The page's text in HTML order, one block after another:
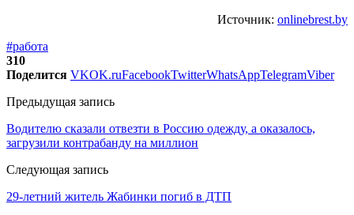
Источник: onlinebrest.by
#работа
310
Поделится VKOK.ruFacebookTwitterWhatsAppTelegramViber
Предыдущая запись
Водителю сказали отвезти в Россию одежду, а оказалось,
загрузили контрабанду на миллион
Следующая запись
29-летний житель Жабинки погиб в ДТП